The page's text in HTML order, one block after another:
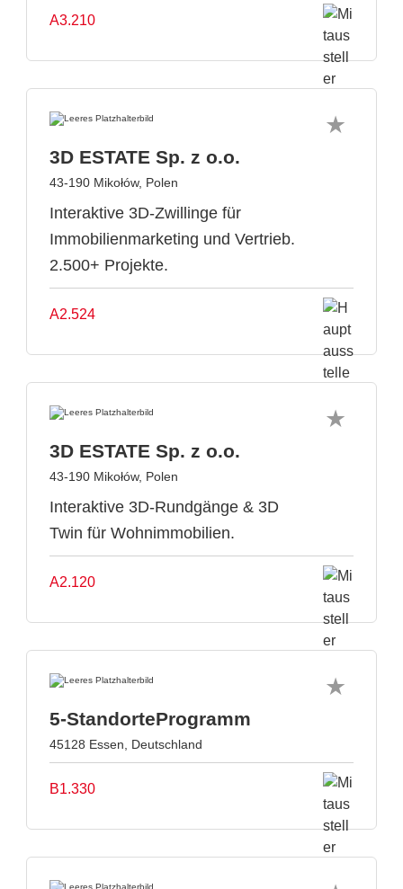
A3.210
3D ESTATE Sp. z o.o.
43-190 Mikołów, Polen
Interaktive 3D-Zwillinge für
Immobilienmarketing und Vertrieb.
2.500+ Projekte.
A2.524
3D ESTATE Sp. z o.o.
43-190 Mikołów, Polen
Interaktive 3D-Rundgänge & 3D
Twin für Wohnimmobilien.
A2.120
5-StandorteProgramm
45128 Essen, Deutschland
B1.330